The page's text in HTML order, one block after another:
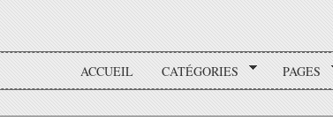
ACCUEIL CATÉGORIES PAGES